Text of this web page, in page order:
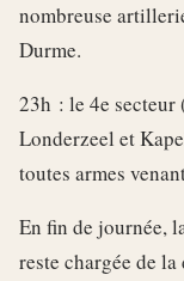
nombreuse
Durme.
23h : le 4e secteur
Londerzeel et
toutes armes
En fin de journée,
reste chargée de